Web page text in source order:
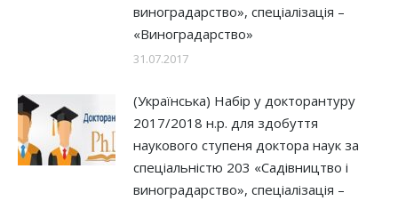
виноградарство», спеціалізація –
«Виноградарство»
31.07.2017
(Українська) Набір у докторантуру
2017/2018 н.р. для здобуття
наукового ступеня доктора наук за
спеціальністю 203 «Садівництво і
виноградарство», спеціалізація –